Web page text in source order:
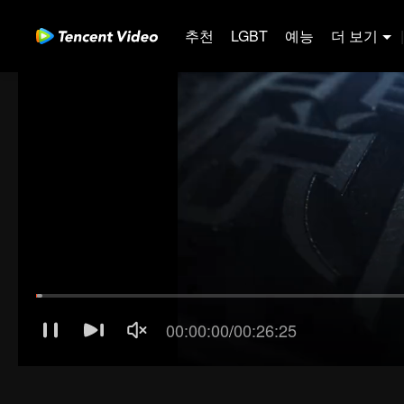
추천 LGBT 예능 더 보기 |